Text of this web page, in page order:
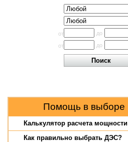
от до
от до
Помощь в выборе
Калькулятор расчета мощности
Как правильно выбрать ДЭС?